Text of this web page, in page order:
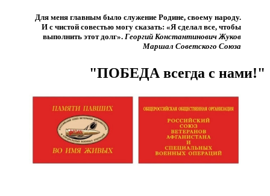
Для меня главным было служение Родине, своему народу.
И с чистой совестью могу сказать: «Я сделал все, чтобы
выполнить этот долг».​ Георгий Константинович Жуков
Маршал Советского Союза
"ПОБЕДА всегда с нами!"